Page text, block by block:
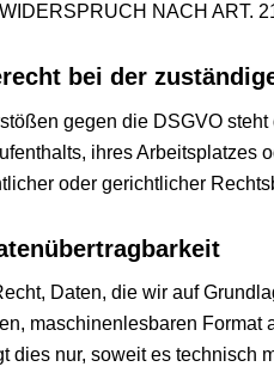
NACH ART.
bei der
gegen die DSGVO
ihres Arbeitsplatzes
oder gerichtlicher
Daten, die wir auf
maschinenlesbaren
dies nur, soweit es technisch